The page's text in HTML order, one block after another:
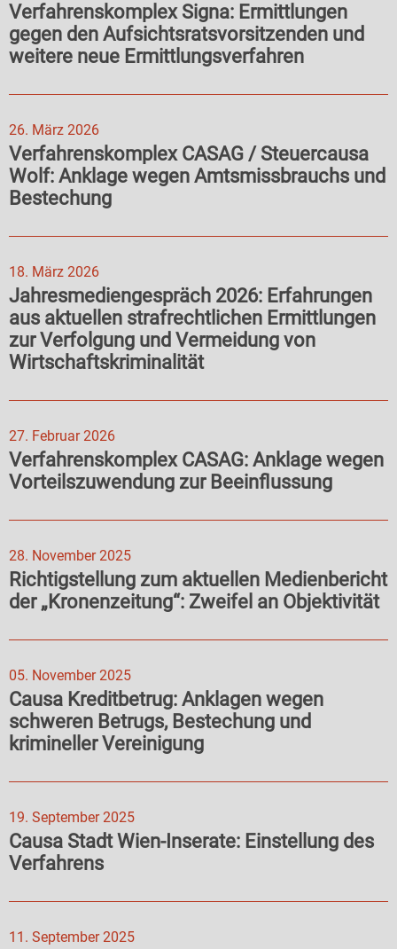
Verfahrenskomplex Signa: Ermittlungen
gegen den Aufsichtsratsvorsitzenden und
weitere neue Ermittlungsverfahren
26. März 2026
Verfahrenskomplex CASAG / Steuercausa
Wolf: Anklage wegen Amtsmissbrauchs und
Bestechung
18. März 2026
Jahresmediengespräch 2026: Erfahrungen
aus aktuellen strafrechtlichen Ermittlungen
zur Verfolgung und Vermeidung von
Wirtschaftskriminalität
27. Februar 2026
Verfahrenskomplex CASAG: Anklage wegen
Vorteilszuwendung zur Beeinflussung
28. November 2025
Richtigstellung zum aktuellen Medienbericht
der „Kronenzeitung“: Zweifel an Objektivität
05. November 2025
Causa Kreditbetrug: Anklagen wegen
schweren Betrugs, Bestechung und
krimineller Vereinigung
19. September 2025
Causa Stadt Wien-Inserate: Einstellung des
Verfahrens
11. September 2025